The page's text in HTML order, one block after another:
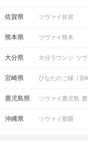
佐賀県 ツヴァイ佐賀
熊本県 ツヴァイ熊本
大分県 大分ラウンジ ツ
宮崎県 ひなたのご縁（宮
鹿児島県 ツヴァイ鹿児島
沖縄県 ツヴァイ那覇